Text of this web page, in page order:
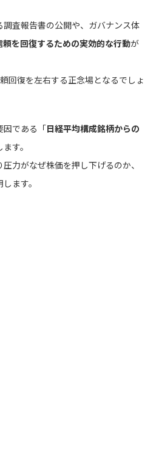
査報告書の公開や、ガバナンス体
頼を回復するための実効的な行動が
回復を左右する正念場となるでしょ
因である「日経平均構成銘柄からの
す。
力がなぜ株価を押し下げるのか、
ます。